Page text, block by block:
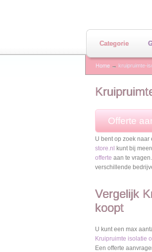
Categorie
Home → kruipruimte-
Offerte
U bent op zoek naar
store.nl
kunt bij
offerte aan te
verschillende
Vergelijk
koopt
U kunt een max
Kruipruimte isolatie
Een offerte